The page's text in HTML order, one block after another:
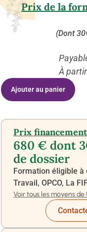
Prix de la
(Dont
À
Ajouter au panier
Prix
680 € dont
de dossier
Formation éligible à
Travail, OPCO, La
Voir tous les moyens